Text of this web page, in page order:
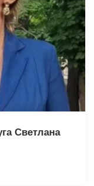
Светлана